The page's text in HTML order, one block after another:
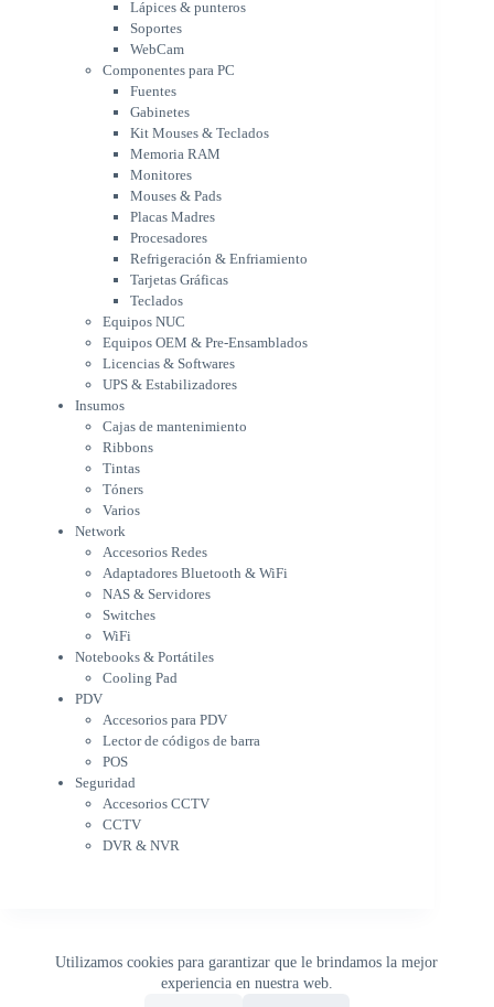
Utilizamos cookies para garantizar que le brindamos la mejor
experiencia en nuestra web.
Kit Mouses & Teclados
Memoria RAM
Monitores
Mouses & Pads
Placas Madres
Procesadores
Refrigeración & Enfriamiento
Tarjetas Gráficas
Teclados
Equipos NUC
Equipos OEM & Pre-Ensamblados
Licencias & Softwares
UPS & Estabilizadores
Insumos
Cajas de mantenimiento
Ribbons
Tintas
Tóners
Varios
Network
Accesorios Redes
Adaptadores Bluetooth & WiFi
Switches
WiFi
Notebooks & Portátiles
Cargador para notebook
Cooling Pad
PDV
Accesorios para PDV
Lector de códigos de barra
POS
Seguridad
Accesorios CCTV
CCTV
DVR & NVR
Sin categorizar
Lápices & punteros
Soportes
WebCam
Componentes para PC
Fuentes
Gabinetes
Kit Mouses & Teclados
Memoria RAM
Monitores
Mouses & Pads
Placas Madres
Procesadores
Refrigeración & Enfriamiento
Tarjetas Gráficas
Teclados
Equipos NUC
Equipos OEM & Pre-Ensamblados
Licencias & Softwares
UPS & Estabilizadores
Insumos
Cajas de mantenimiento
Ribbons
Tintas
Tóners
Varios
Network
Accesorios Redes
Adaptadores Bluetooth & WiFi
NAS & Servidores
Switches
WiFi
Notebooks & Portátiles
Cooling Pad
PDV
Accesorios para PDV
Lector de códigos de barra
POS
Seguridad
Accesorios CCTV
CCTV
DVR & NVR